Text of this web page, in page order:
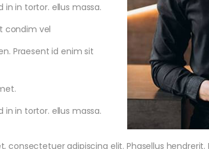
in tortor. ellus massa.
condim vel
Praesent id enim sit
in tortor. ellus massa.
consectetuer adipiscing elit. Phasellus